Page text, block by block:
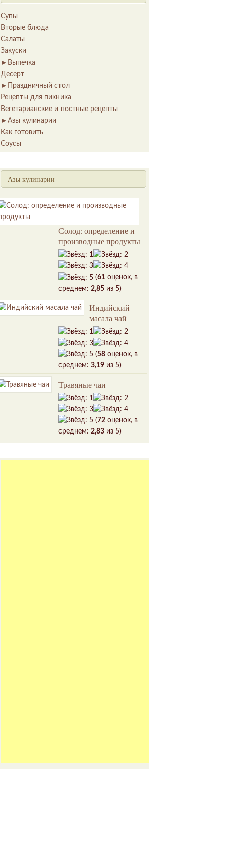
Супы
Вторые блюда
Салаты
Закуски
► Выпечка
Десерт
►
Праздничный стол
Рецепты для пикника
Вегетарианские и постные рецепты
► Азы кулинарии
Как готовить
Соусы
Азы кулинарии
Солод: определение и
производные продукты
(61 оценок, в
среднем: 2,85 из 5)
Индийский
масала чай
(58 оценок, в
среднем: 3,19 из 5)
Травяные чаи
(72 оценок, в
среднем: 2,83 из 5)